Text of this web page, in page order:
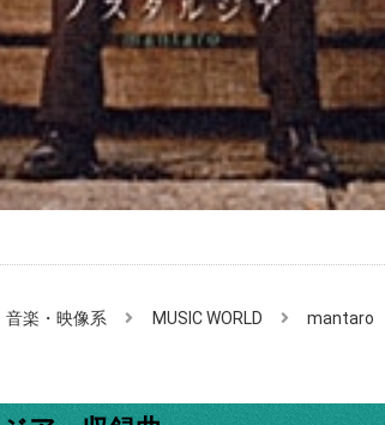
音楽・映像系 MUSIC WORLD mantaro